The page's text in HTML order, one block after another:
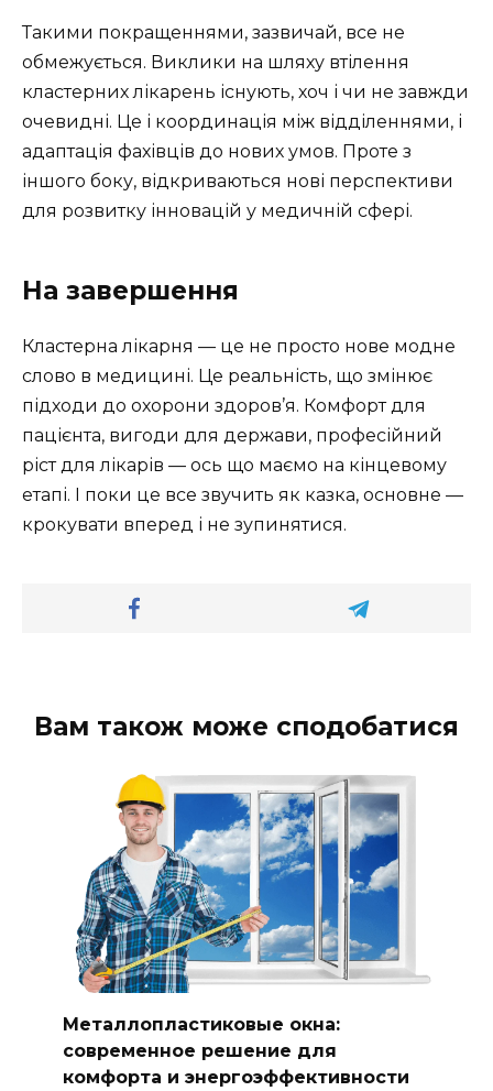
Такими покращеннями, зазвичай, все не
обмежується. Виклики на шляху втілення
кластерних лікарень існують, хоч і чи не завжди
очевидні. Це і координація між відділеннями, і
адаптація фахівців до нових умов. Проте з
іншого боку, відкриваються нові перспективи
для розвитку інновацій у медичній сфері.
На завершення
Кластерна лікарня — це не просто нове модне
слово в медицині. Це реальність, що змінює
підходи до охорони здоров’я. Комфорт для
пацієнта, вигоди для держави, професійний
ріст для лікарів — ось що маємо на кінцевому
етапі. І поки це все звучить як казка, основне —
крокувати вперед і не зупинятися.
Вам також може сподобатися
Металлопластиковые окна:
современное решение для
комфорта и энергоэффективности